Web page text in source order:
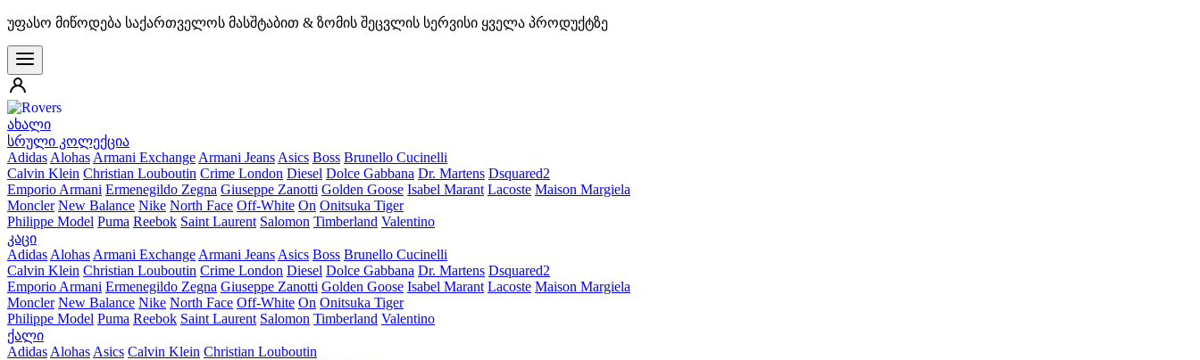
უფასო მიწოდება საქართველოს მასშტაბით & ზომის შეცვლის სერვისი ყველა პროდუქტზე
ახალი
სრული კოლექცია
Adidas Alohas Armani Exchange Armani Jeans Asics Boss Brunello Cucinelli
Calvin Klein Christian Louboutin Crime London Diesel Dolce Gabbana Dr. Martens Dsquared2
Emporio Armani Ermenegildo Zegna Giuseppe Zanotti Golden Goose Isabel Marant Lacoste Maison Margiela
Moncler New Balance Nike North Face Off-White On Onitsuka Tiger
Philippe Model Puma Reebok Saint Laurent Salomon Timberland Valentino
კაცი
Adidas Alohas Armani Exchange Armani Jeans Asics Boss Brunello Cucinelli
Calvin Klein Christian Louboutin Crime London Diesel Dolce Gabbana Dr. Martens Dsquared2
Emporio Armani Ermenegildo Zegna Giuseppe Zanotti Golden Goose Isabel Marant Lacoste Maison Margiela
Moncler New Balance Nike North Face Off-White On Onitsuka Tiger
Philippe Model Puma Reebok Saint Laurent Salomon Timberland Valentino
ქალი
Adidas Alohas Asics Calvin Klein Christian Louboutin